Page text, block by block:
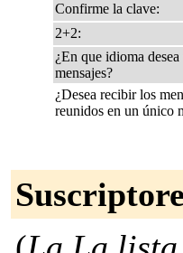
Confirme la clave:
2+2:
¿En que idioma
mensajes?
¿Desea recibir los
reunidos en un único